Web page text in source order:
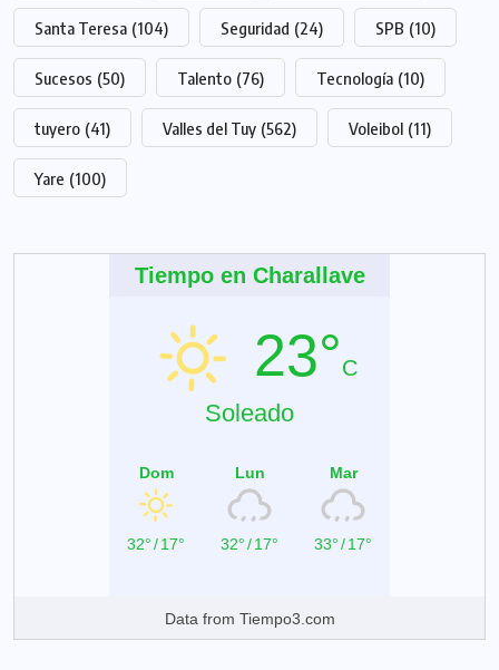
Santa Teresa (104) Seguridad (24) SPB (10)
Sucesos (50) Talento (76) Tecnología (10)
tuyero (41) Valles del Tuy (562) Voleibol (11)
Yare (100)
Tiempo en Charallave
23°C
Soleado
Dom
32°/17°
Lun
32°/17°
Mar
33°/17°
Data from Tiempo3.com